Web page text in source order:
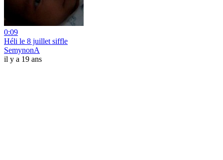
0:09
Héli le 8 juillet siffle
SemynonA
il y a 19 ans